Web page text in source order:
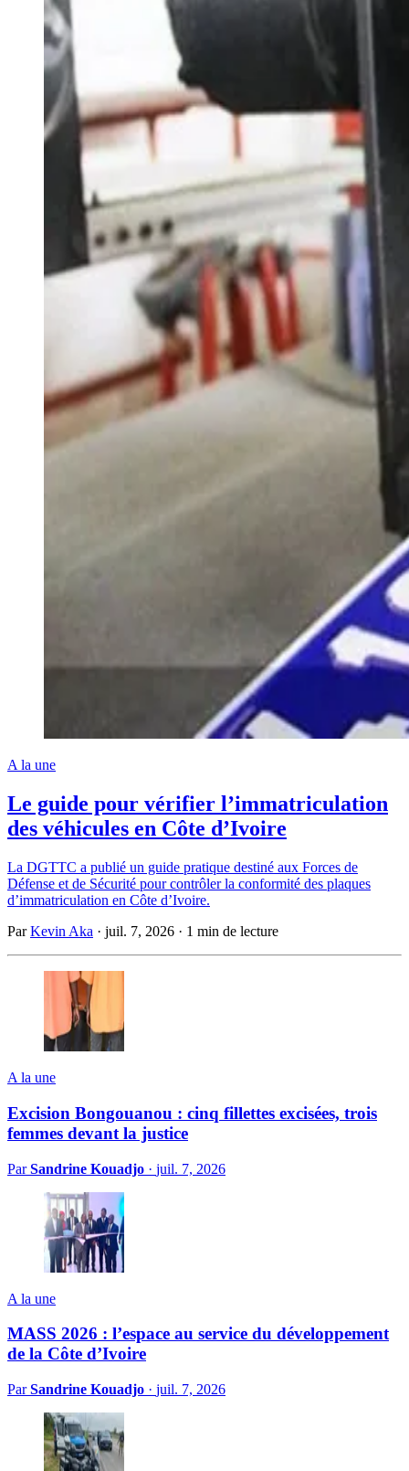
A la une
Le guide pour vérifier l’immatriculation
des véhicules en Côte d’Ivoire
La DGTTC a publié un guide pratique destiné aux Forces de
Défense et de Sécurité pour contrôler la conformité des plaques
d’immatriculation en Côte d’Ivoire.
ParKevin Aka · juil. 7, 2026 · 1 min de lecture
A la une
Excision Bongouanou : cinq fillettes excisées, trois
femmes devant la justice
ParSandrine Kouadjo · juil. 7, 2026
A la une
MASS 2026 : l’espace au service du développement
de la Côte d’Ivoire
ParSandrine Kouadjo · juil. 7, 2026